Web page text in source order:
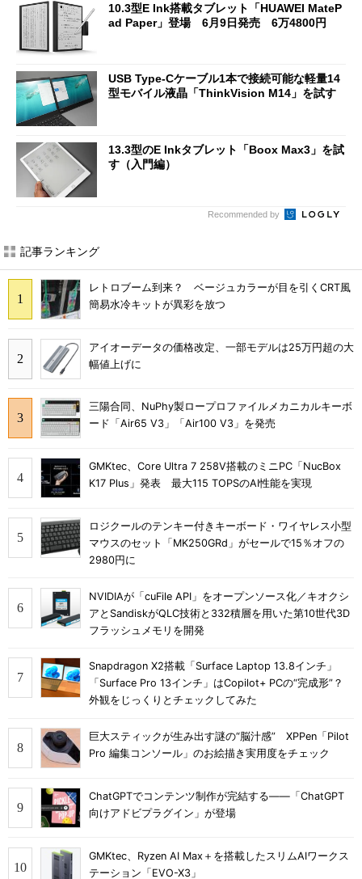
10.3型E Ink搭載タブレット「HUAWEI MateP
ad Paper」登場 6月9日発売 6万4800円
USB Type-Cケーブル1本で接続可能な軽量14
型モバイル液晶「ThinkVision M14」を試す
13.3型のE Inkタブレット「Boox Max3」を試
す（入門編）
Recommended by
記事ランキング
レトロブーム到来？ ベージュカラーが目を引くCRT風
簡易水冷キットが異彩を放つ
アイオーデータの価格改定、一部モデルは25万円超の大
幅値上げに
三陽合同、NuPhy製ロープロファイルメカニカルキーボ
ード「Air65 V3」「Air100 V3」を発売
GMKtec、Core Ultra 7 258V搭載のミニPC「NucBox
K17 Plus」発表 最大115 TOPSのAI性能を実現
ロジクールのテンキー付きキーボード・ワイヤレス小型
マウスのセット「MK250GRd」がセールで15％オフの
2980円に
NVIDIAが「cuFile API」をオープンソース化／キオクシ
アとSandiskがQLC技術と332積層を用いた第10世代3D
フラッシュメモリを開発
Snapdragon X2搭載「Surface Laptop 13.8インチ」
「Surface Pro 13インチ」はCopilot+ PCの“完成形”？
外観をじっくりとチェックしてみた
巨大スティックが生み出す謎の“脳汁感” XPPen「Pilot
Pro 編集コンソール」のお絵描き実用度をチェック
ChatGPTでコンテンツ制作が完結する――「ChatGPT
向けアドビプラグイン」が登場
GMKtec、Ryzen AI Max＋を搭載したスリムAIワークス
テーション「EVO-X3」